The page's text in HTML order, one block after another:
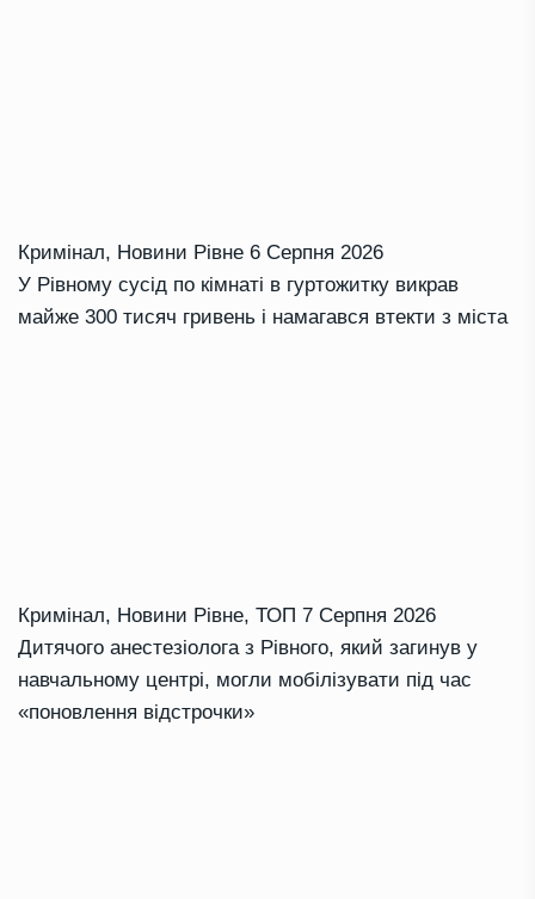
Кримінал, Новини Рівне 6 Серпня 2026
У Рівному сусід по кімнаті в гуртожитку викрав
майже 300 тисяч гривень і намагався втекти з міста
Кримінал, Новини Рівне, ТОП 7 Серпня 2026
Дитячого анестезіолога з Рівного, який загинув у
навчальному центрі, могли мобілізувати під час
«поновлення відстрочки»